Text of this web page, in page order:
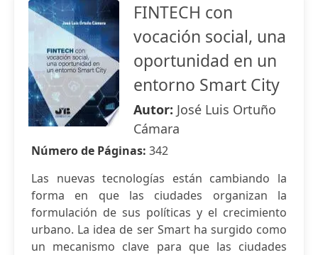
FINTECH con
vocación social, una
oportunidad en un
entorno Smart City
Autor: José Luis Ortuño
Cámara
Número de Páginas: 342
Las nuevas tecnologías están cambiando la
forma en que las ciudades organizan la
formulación de sus políticas y el crecimiento
urbano. La idea de ser Smart ha surgido como
un mecanismo clave para que las ciudades